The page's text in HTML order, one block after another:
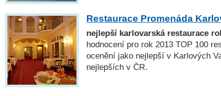
Restaurace Promenáda
nejlepší karlovarská restaurace
hodnocení pro rok 2013 TOP 100
ocenění jako nejlepší v Karlových
nejlepších v ČR.